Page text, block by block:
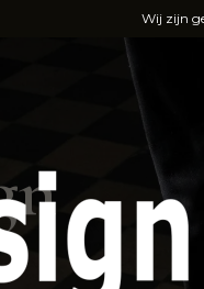
Wij zijn